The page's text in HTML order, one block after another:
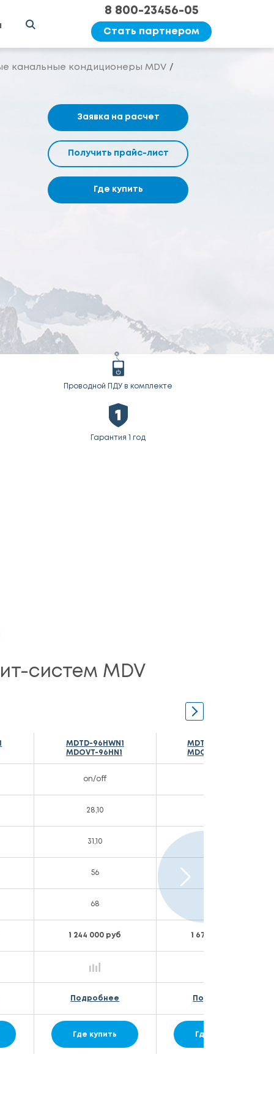
8 800-23456-05
Стать партнером
канальные кондиционеры MDV
Проводной ПДУ в комплекте
Гарантия 1 год
Заявка на расчет
Получить прайс-лист
Где купить
систем MDV
MDTD-96HWN1
MDOVT-96HN1
on/off
28,10
31,10
56
68
1 244 000 руб
Подробнее
Где купить
MDTB-120HWN1
MDOV-120HN1
1 679 000 руб
Подробнее
Где купить